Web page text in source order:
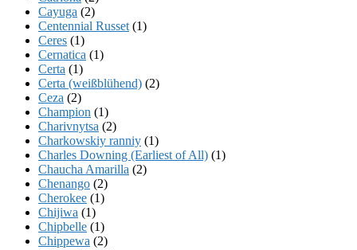
Cayuga (2)
Centennial Russet (1)
Ceres (1)
Cernatica (1)
Certa (1)
Certa (weißblühend) (2)
Ceza (2)
Champion (1)
Charivnytsa (2)
Charkowskiy ranniy (1)
Charles Downing (Earliest of All) (1)
Chaucha Amarilla (2)
Chenango (2)
Cherokee (1)
Chijiwa (1)
Chipbelle (1)
Chippewa (2)